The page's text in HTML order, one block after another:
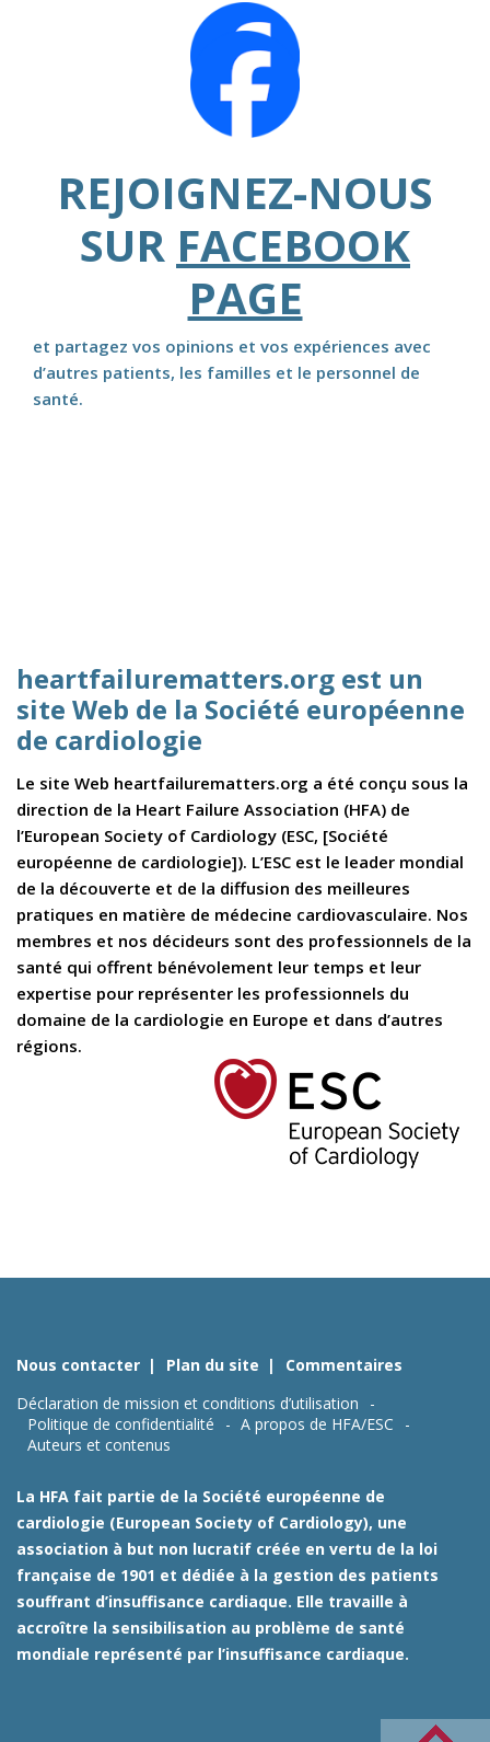
REJOIGNEZ-NOUS
SUR FACEBOOK
PAGE
et partagez vos opinions et vos expériences avec
d’autres patients, les familles et le personnel de
santé.
heartfailurematters.org est un
site Web de la Société européenne
de cardiologie
Le site Web heartfailurematters.org a été conçu sous la
direction de la Heart Failure Association (HFA) de
l’European Society of Cardiology (ESC, [Société
européenne de cardiologie]). L’ESC est le leader mondial
de la découverte et de la diffusion des meilleures
pratiques en matière de médecine cardiovasculaire. Nos
membres et nos décideurs sont des professionnels de la
santé qui offrent bénévolement leur temps et leur
expertise pour représenter les professionnels du
domaine de la cardiologie en Europe et dans d’autres
régions.
Nous contacter Plan du site
Commentaires
Déclaration de mission et conditions d’utilisation
Politique de confidentialité
A propos de HFA/ESC
Auteurs et contenus
La HFA fait partie de la Société européenne de
cardiologie (European Society of Cardiology), une
association à but non lucratif créée en vertu de la loi
française de 1901 et dédiée à la gestion des patients
souffrant d’insuffisance cardiaque. Elle travaille à
accroître la sensibilisation au problème de santé
mondiale représenté par l’insuffisance cardiaque.